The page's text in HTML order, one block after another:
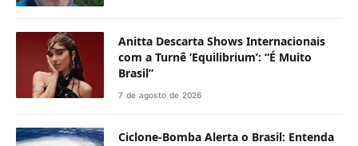
Anitta Descarta Shows Internacionais
com a Turnê ‘Equilibrium’: “É Muito
Brasil”
7 de agosto de 2026
Ciclone-Bomba Alerta o Brasil: Entenda